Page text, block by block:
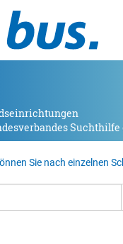
Suchthilfe
Sie nach einzelnen